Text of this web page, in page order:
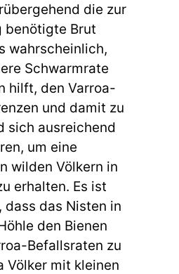
die zur
benötigte Brut
wahrscheinlich,
Schwarmrate
hilft, den Varroa-
und damit zu
sich ausreichend
um eine
wilden Völkern in
erhalten. Es ist
dass das Nisten in
den Bienen
Befallsraten zu
Völker mit kleinen